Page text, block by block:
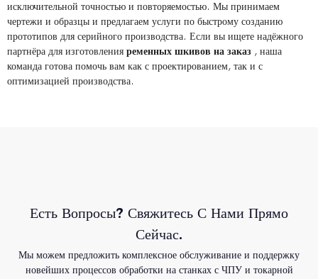
исключительной точностью и повторяемостью. Мы принимаем
чертежи и образцы и предлагаем услуги по быстрому созданию
прототипов для серийного производства. Если вы ищете надёжного
партнёра для изготовления ременных шкивов на заказ , наша
команда готова помочь вам как с проектированием, так и с
оптимизацией производства.
Есть Вопросы? Свяжитесь С Нами Прямо
Сейчас.
Мы можем предложить комплексное обслуживание и поддержку
новейших процессов обработки на станках с ЧПУ и токарной